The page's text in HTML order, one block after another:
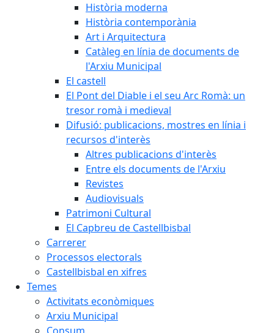
Història moderna
Història contemporània
Art i Arquitectura
Catàleg en línia de documents de
l'Arxiu Municipal
El castell
El Pont del Diable i el seu Arc Romà: un
tresor romà i medieval
Difusió: publicacions, mostres en línia i
recursos d'interès
Altres publicacions d'interès
Entre els documents de l'Arxiu
Revistes
Audiovisuals
Patrimoni Cultural
El Capbreu de Castellbisbal
Carrerer
Processos electorals
Castellbisbal en xifres
Temes
Activitats econòmiques
Arxiu Municipal